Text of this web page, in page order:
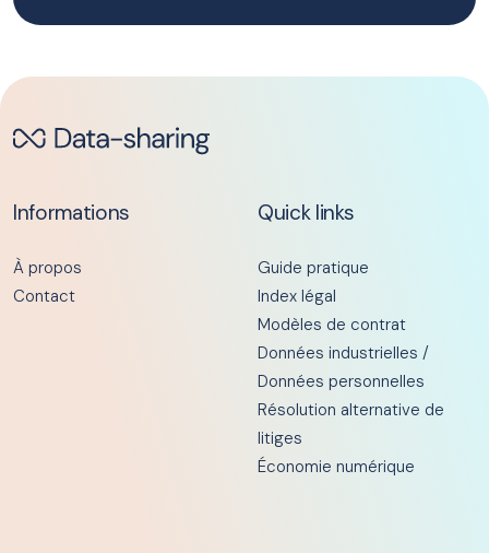
Informations
À propos
Contact
Quick links
Guide pratique
Index légal
Modèles de contrat
Données industrielles /
Données personnelles
Résolution alternative de
litiges
Économie numérique